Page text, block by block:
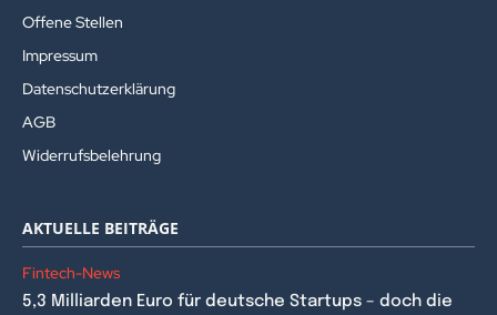
Offene Stellen
Impressum
Datenschutzerklärung
AGB
Widerrufsbelehrung
AKTUELLE BEITRÄGE
Fintech-News
5,3 Milliarden Euro für deutsche Startups – doch die